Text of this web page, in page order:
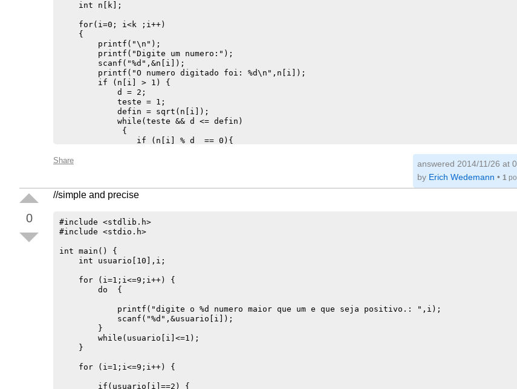
    int n[k];
    for(i=0; i<k ;i++)
    {
        printf("\n");
        printf("Digite um numero:");
        scanf("%d",&n[i]);
        printf("O numero digitado foi: %d\n",n[i]);
        if (n[i] > 1) {
            d = 2;
            teste = 1;
            defin = sqrt(n[i]);
            while(teste && d <= defin)
             {
                if (n[i] % d  == 0){
                }
            if (teste==1){
                cont+=1;
                printf("\n");
                        }
            else{
                printf("O número %d não é primo.\n", n[i]);
                printf("\n");
                }
        }
        else{
            if(n[i]==1)
                        {
                        printf("O número %d não é primo.\n", n[i]);
                        printf("\n");
                        }
            else
                {
                printf("O número %d não é positivo.\n", n[i]);
                printf("\n");
                }
Share answered 2014/11/26 at
by Erich Wedemann • 1
0
//simple and precise
#include <stdlib.h>
#include <stdio.h>
int main() {
    int usuario[10],i;
    for (i=1;i<=9;i++) {
        do  {
            printf("digite o %d numero maior que um e que seja positivo.: ",i);
            scanf("%d",&usuario[i]);
        }
        while(usuario[i]<=1);
    }
    for (i=1;i<=9;i++) {
        if(usuario[i]==2) {